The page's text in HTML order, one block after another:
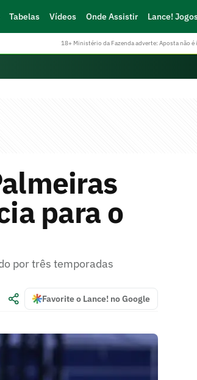
Tabelas Vídeos Onde Assistir Lance!
18+ Ministério da Fazenda adverte: Aposta não
para o
por três temporadas
Favorite o Lance! no Google